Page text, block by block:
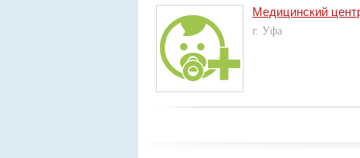
Медицинский
г. Уфа